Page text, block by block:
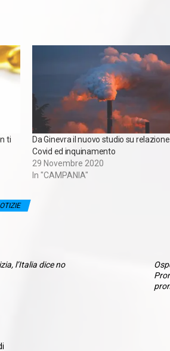
ti
Da Ginevra il nuovo studio su
Covid ed inquinamento
29 Novembre 2020
In "CAMPANIA"
l’Italia dice no